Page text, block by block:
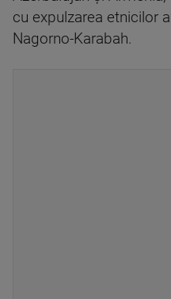
cu expulzarea etnicilor
Nagorno-Karabah.